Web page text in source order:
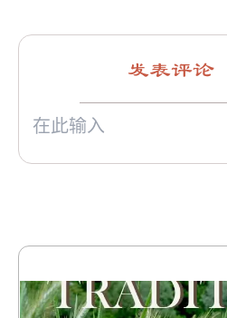
发表评论